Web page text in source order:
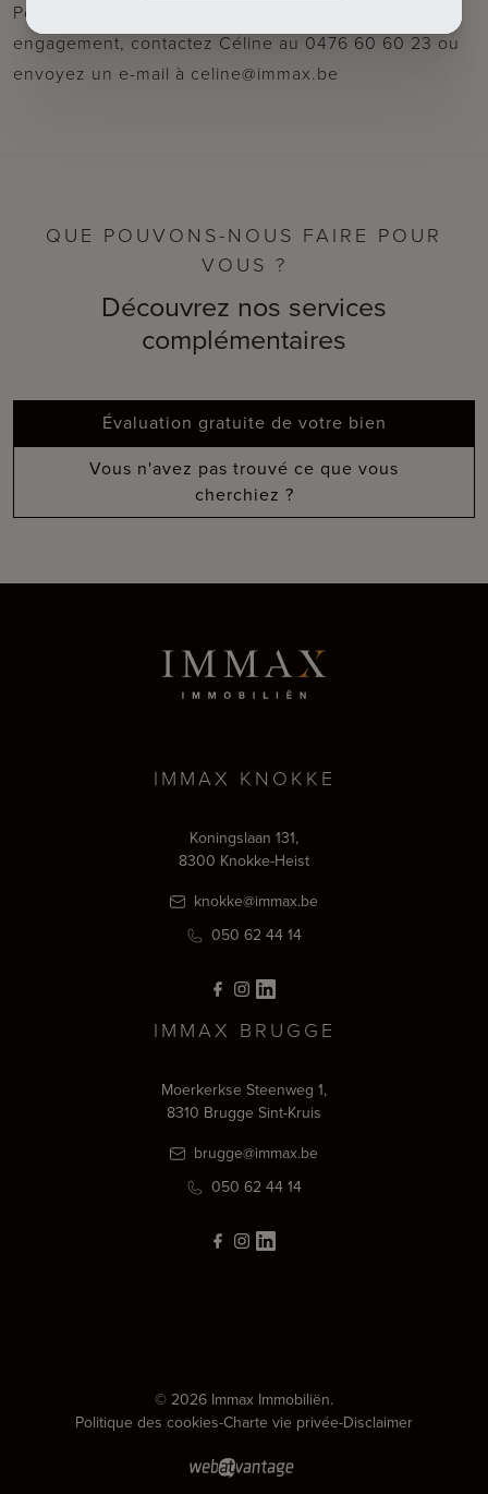
Pour plus d'informations ou une visite sans
engagement, contactez Céline au 0476 60 60 23 ou
envoyez un e-mail à celine@immax.be
QUE POUVONS-NOUS FAIRE POUR
VOUS ?
Découvrez nos services
complémentaires
Évaluation gratuite de votre bien
Vous n'avez pas trouvé ce que vous
cherchiez ?
IMMAX KNOKKE
Koningslaan 131,
8300 Knokke-Heist
knokke@immax.be
050 62 44 14
IMMAX BRUGGE
Moerkerkse Steenweg 1,
8310 Brugge Sint-Kruis
brugge@immax.be
050 62 44 14
© 2026 Immax Immobiliën.
Politique des cookies-Charte vie privée-Disclaimer